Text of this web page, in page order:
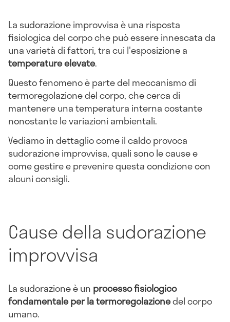
La sudorazione improvvisa è una risposta
fisiologica del corpo che può essere innescata da
una varietà di fattori, tra cui l'esposizione a
temperature elevate.
Questo fenomeno è parte del meccanismo di
termoregolazione del corpo, che cerca di
mantenere una temperatura interna costante
nonostante le variazioni ambientali.
Vediamo in dettaglio come il caldo provoca
sudorazione improvvisa, quali sono le cause e
come gestire e prevenire questa condizione con
alcuni consigli.
Cause della sudorazione
improvvisa
La sudorazione è un processo fisiologico
fondamentale per la termoregolazionedel corpo
umano.